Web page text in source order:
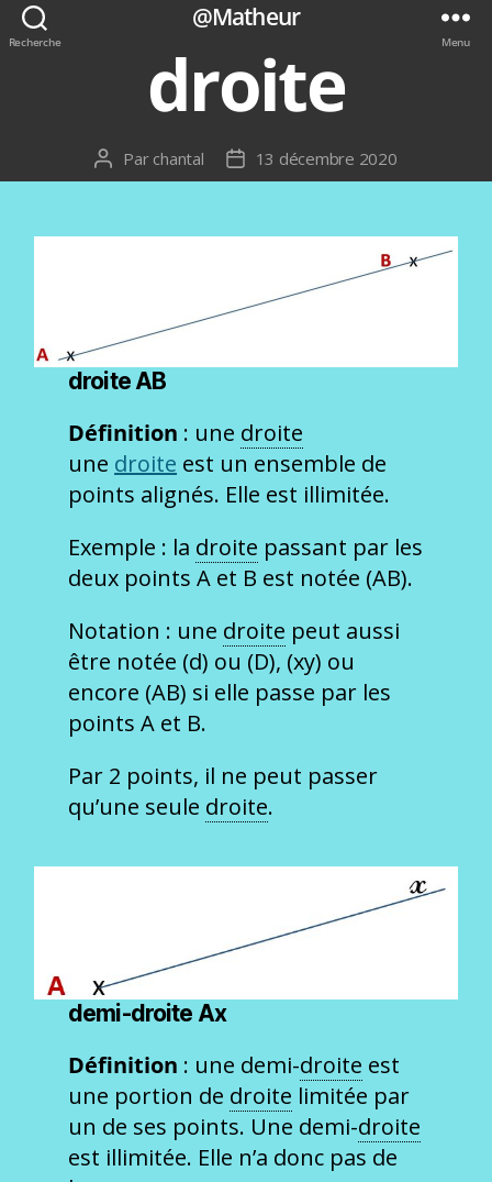
Recherche
@Matheur
Menu
droite
Auteur
de
Par chantal
Date
de
13 décembre 2020
droite AB
Définition : une droite
une droite est un ensemble de
points alignés. Elle est illimitée.
Exemple : la droite passant par les
deux points A et B est notée (AB).
Notation : une droite peut aussi
être notée (d) ou (D), (xy) ou
encore (AB) si elle passe par les
points A et B.
Par 2 points, il ne peut passer
qu’une seule droite.
demi-droite Ax
Définition : une demi-droite est
une portion de droite limitée par
un de ses points. Une demi-droite
est illimitée. Elle n’a donc pas de